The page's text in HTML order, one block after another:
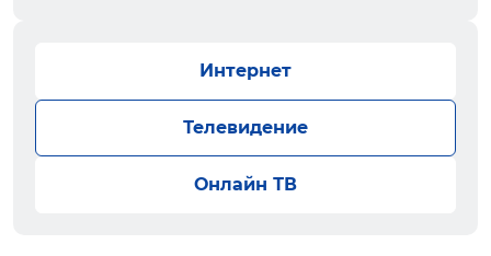
Интернет
Телевидение
Онлайн ТВ